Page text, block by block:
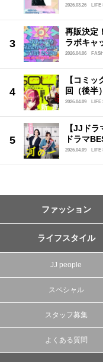
2026.03.26 LIFE
再販決定
ラボキャ
2026.04.06
【コミ
回（後半）
2026.04.09 LIFE
【JJド
ドラマ
2026.04.09 LIFE
ファッション
ライフスタイル
JJ people
スペシャル
スタッフ募集
よくある質問